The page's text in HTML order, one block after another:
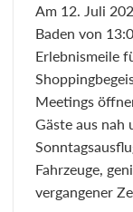
Am 12. Juli
Baden von
Erlebnismeile
Meetings
Gäste aus nah
Fahrzeuge,
vergangener